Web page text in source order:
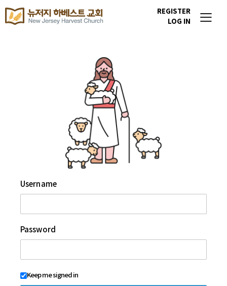
REGISTER
LOG IN
Username
Password
Keep me signed in